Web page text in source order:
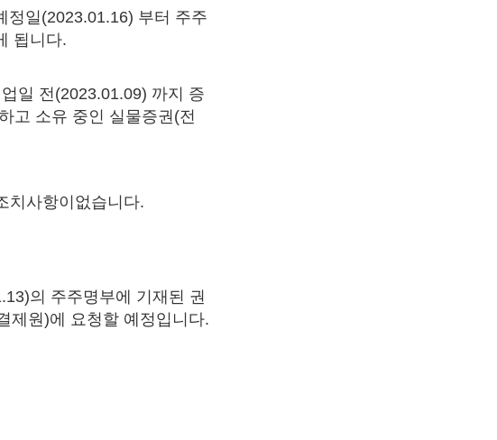
일(2023.01.16) 부터 주주
됩니다.
일 전(2023.01.09) 까지 증
고 소유 중인 실물증권(전
치사항이없습니다.
의 주주명부에 기재된 권
제원)에 요청할 예정입니다.